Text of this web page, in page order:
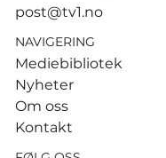
post@tv1.no
NAVIGERING
Mediebibliotek
Nyheter
Om oss
Kontakt